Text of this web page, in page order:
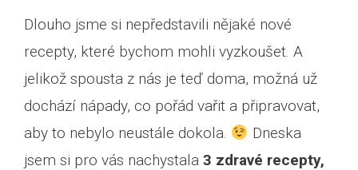
Dlouho jsme si nepředstavili nějaké nové
recepty, které bychom mohli vyzkoušet. A
jelikož spousta z nás je teď doma, možná už
dochází nápady, co pořád vařit a připravovat,
aby to nebylo neustále dokola.
Dneska
jsem si pro vás nachystala 3 zdravé recepty,